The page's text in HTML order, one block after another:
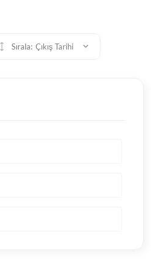
Sırala: Çıkış Tarihi